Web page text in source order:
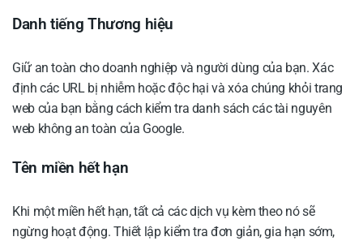
Danh tiếng Thương hiệu
Giữ an toàn cho doanh nghiệp và người dùng của bạn. Xác
định các URL bị nhiễm hoặc độc hại và xóa chúng khỏi trang
web của bạn bằng cách kiểm tra danh sách các tài nguyên
web không an toàn của Google.
Tên miền hết hạn
Khi một miền hết hạn, tất cả các dịch vụ kèm theo nó sẽ
ngừng hoạt động. Thiết lập kiểm tra đơn giản, gia hạn sớm,